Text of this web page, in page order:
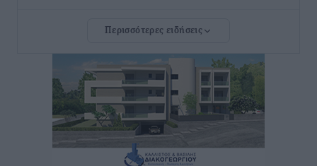
δεν υπάρχουν περιθώρια εφησυχασμού
Ειδήσεις• πριν 7 ώρες
Στον Άγιο Νικόλαο Χάλκης ανοίγει ξανά το
ανανεωμένο εκκλησιαστικό μουσείο από τη Λέσχη
Περισσότερες ειδήσεις